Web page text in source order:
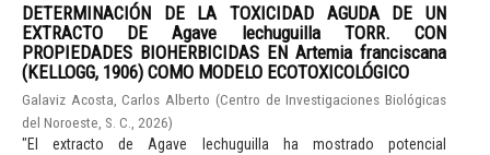
DETERMINACIÓN DE LA TOXICIDAD AGUDA DE UN
EXTRACTO DE Agave lechuguilla TORR. CON
PROPIEDADES BIOHERBICIDAS EN Artemia franciscana
(KELLOGG, 1906) COMO MODELO ECOTOXICOLÓGICO
Galaviz Acosta, Carlos Alberto (Centro de Investigaciones Biológicas
del Noroeste, S. C.
2026)
"El extracto de Agave lechuguilla ha mostrado potencial